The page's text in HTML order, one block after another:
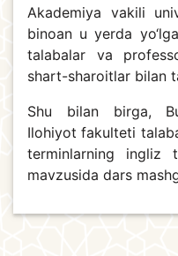
Akademiya vakili
binoan u yerda
talabalar va
shart-sharoitlar bilan
Shu bilan birga,
Ilohiyot fakulteti
terminlarning ingliz
mavzusida dars